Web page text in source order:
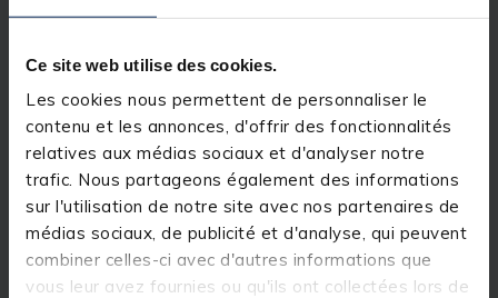
Ce site web utilise des cookies.
Les cookies nous permettent de personnaliser le
contenu et les annonces, d'offrir des fonctionnalités
relatives aux médias sociaux et d'analyser notre
trafic. Nous partageons également des informations
sur l'utilisation de notre site avec nos partenaires de
médias sociaux, de publicité et d'analyse, qui peuvent
combiner celles-ci avec d'autres informations que
vous leur avez fournies ou qu'ils ont collectées lors de
Un zip principal donne accès à trois compartiments
permettant de positionner les cannes et moulinets
en décalé, évitant ainsi tout risque
d’entrechoquement. Les cloisons internes
matelassées renforcent la protection de l’ensemble.
Réalisé en toile 100 % PVC imperméable, il est
équipé de zips bleus avec tissu et dents assortis, de
poignées et d’une sangle de transport matelassées,
ainsi que d’un fond rigide pour une durabilité accrue.
Ce fourreau permet de transporter jusqu’à 8 cannes
équipées de leurs moulinets en toute sécurité.